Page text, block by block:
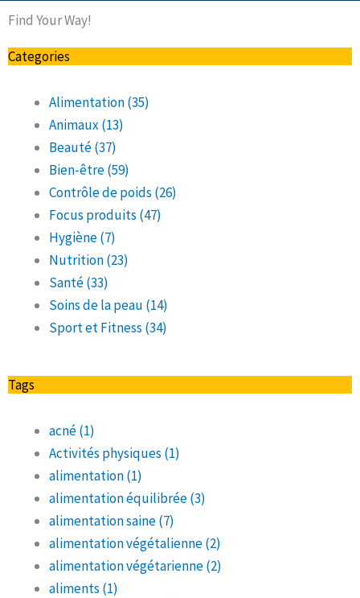
Find Your Way!
Categories
Alimentation(35)
Animaux(13)
Beauté(37)
Bien-être(59)
Contrôle de poids (26)
Focus produits (47)
Hygiène(7)
Nutrition(23)
Santé(33)
Soins de la peau (14)
Sport et Fitness (34)
Tags
acné(1)
Activités physiques (1)
alimentation(1)
alimentation équilibrée(3)
alimentation saine(7)
alimentation végétalienne(2)
alimentation végétarienne(2)
aliments (1)